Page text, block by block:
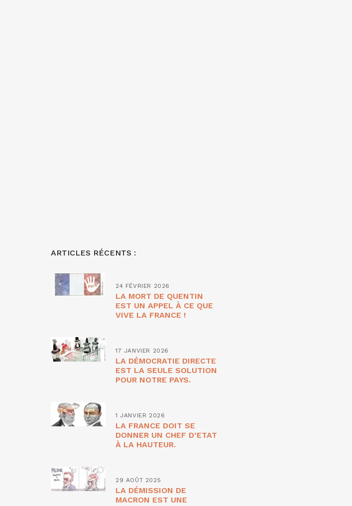
ARTICLES RÉCENTS :
24 FÉVRIER 2026
LA MORT DE QUENTIN
EST UN APPEL À CE QUE
VIVE LA FRANCE !
17 JANVIER 2026
LA DÉMOCRATIE DIRECTE
EST LA SEULE SOLUTION
POUR NOTRE PAYS.
1 JANVIER 2026
LA FRANCE DOIT SE
DONNER UN CHEF D’ETAT
À LA HAUTEUR.
29 AOÛT 2025
LA DÉMISSION DE
MACRON EST UNE